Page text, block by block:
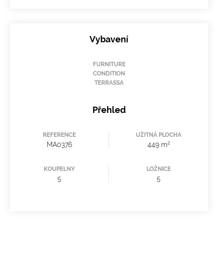
Vybavení
FURNITURE
CONDITION
TERRASSA
Přehled
REFERENCE
MA0376
UŽITNÁ PLOCHA
449 m2
KOUPELNY
5
LOŽNICE
5